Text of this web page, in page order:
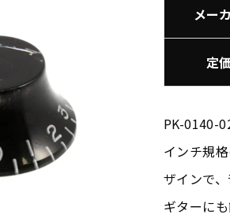
メー
定
PK-0140-
インチ規
ザインで
ギターに